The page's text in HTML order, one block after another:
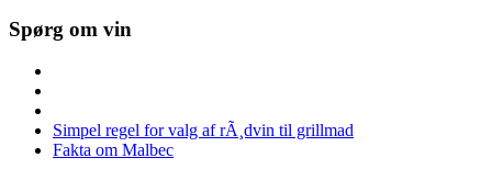
Spørg om vin
Simpel regel for valg af rÃ¸dvin til grillmad
Fakta om Malbec